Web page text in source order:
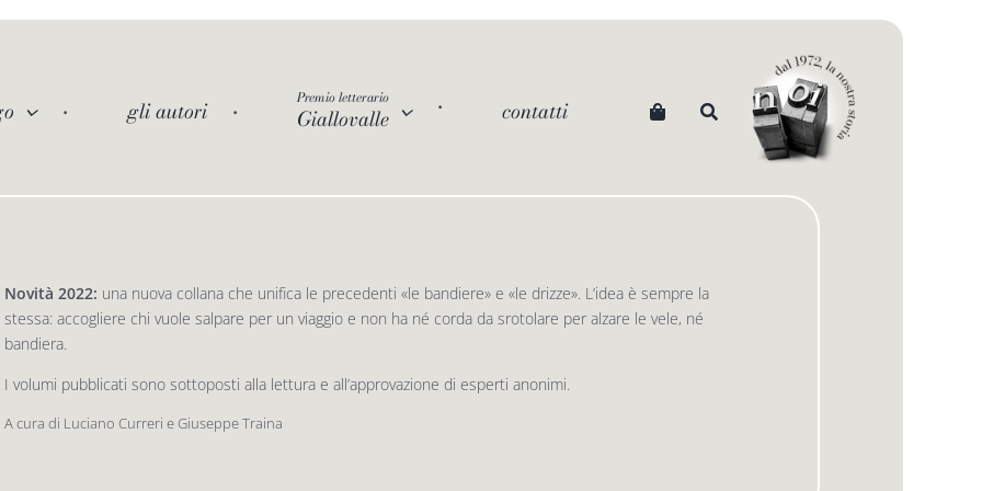
gli autori Premio letterario
Giallovalle contatti
Novità 2022: una nuova collana che unifica le precedenti «le bandiere» e «le drizze». L’idea è sempre la
stessa: accogliere chi vuole salpare per un viaggio e non ha né corda da srotolare per alzare le vele, né
bandiera.
I volumi pubblicati sono sottoposti alla lettura e all’approvazione di esperti anonimi.
A cura di Luciano Curreri e Giuseppe Traina